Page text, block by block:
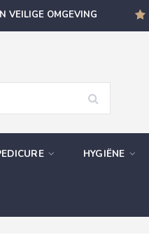
VEILIGE OMGEVING
HYGIËNE